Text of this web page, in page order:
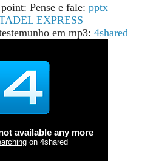
Pense e fale: pptx
EXPRESS
em mp3: 4shared